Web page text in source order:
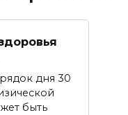
дня 30
быть